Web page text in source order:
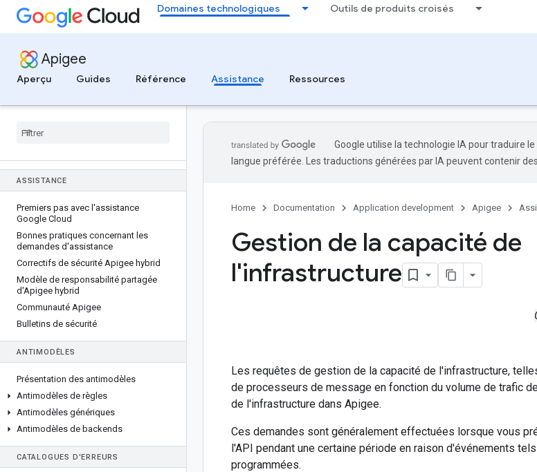
Domaines technologiques Outils de produits croisés
Apigee
Aperçu
Guides Référence Assistance Ressources
ASSISTANCE
Premiers pas avec l'assistance
Google Cloud
Bonnes pratiques concernant les
demandes d'assistance
Correctifs de sécurité Apigee hybrid
Modèle de responsabilité partagée
d'Apigee hybrid
Communauté Apigee
Bulletins de sécurité
ANTIMODÈLES
Présentation des antimodèles
Antimodèles de règles
Antimodèles génériques
Antimodèles de backends
CATALOGUES D'ERREURS
Google utilise la technologie IA pour traduire
langue préférée. Les traductions générées par IA peuvent contenir
Home Documentation Application development Apigee
Gestion de la capacité de
l'infrastructure
Les requêtes de gestion de la capacité de l'infrastructure,
de processeurs de message en fonction du volume de trafic
de l'infrastructure dans Apigee.
Ces demandes sont généralement effectuées lorsque vous
l'API pendant une certaine période en raison d'événements
programmées.